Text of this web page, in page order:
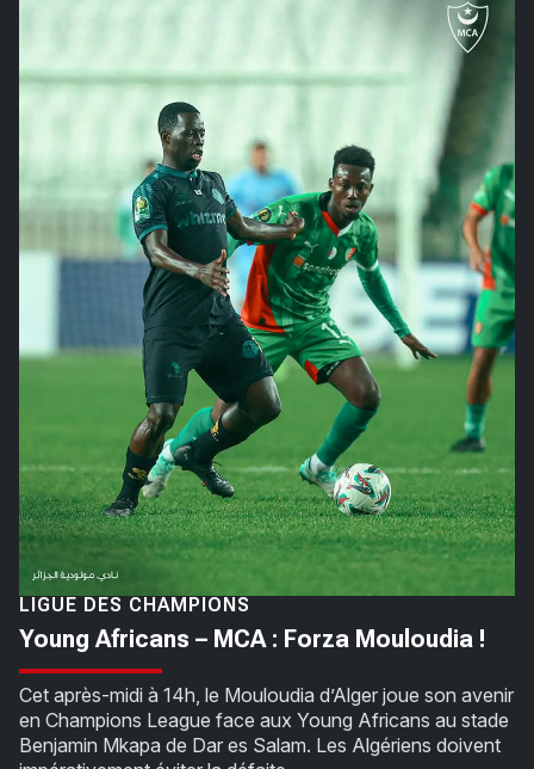
LIGUE DES CHAMPIONS
Young Africans – MCA : Forza Mouloudia !
Cet après-midi à 14h, le Mouloudia d’Alger joue son avenir
en Champions League face aux Young Africans au stade
Benjamin Mkapa de Dar es Salam. Les Algériens doivent